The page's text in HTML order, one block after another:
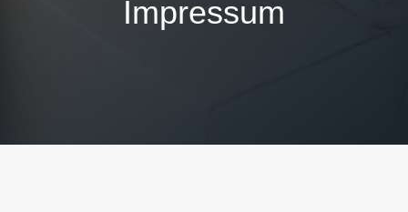
Impressum